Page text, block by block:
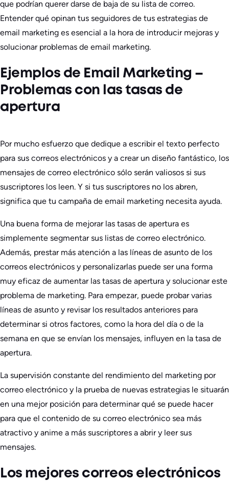
que podrían querer darse de baja de su lista de correo.
Entender qué opinan tus seguidores de tus estrategias de
email marketing es esencial a la hora de introducir mejoras y
solucionar problemas de email marketing.
Ejemplos de Email Marketing –
Problemas con las tasas de
apertura
Por mucho esfuerzo que dedique a escribir el texto perfecto
para sus correos electrónicos y a crear un diseño fantástico, los
mensajes de correo electrónico sólo serán valiosos si sus
suscriptores los leen. Y si tus suscriptores no los abren,
significa que tu campaña de email marketing necesita ayuda.
Una buena forma de mejorar las tasas de apertura es
simplemente segmentar sus listas de correo electrónico.
Además, prestar más atención a las líneas de asunto de los
correos electrónicos y personalizarlas puede ser una forma
muy eficaz de aumentar las tasas de apertura y solucionar este
problema de marketing. Para empezar, puede probar varias
líneas de asunto y revisar los resultados anteriores para
determinar si otros factores, como la hora del día o de la
semana en que se envían los mensajes, influyen en la tasa de
apertura.
La supervisión constante del rendimiento del marketing por
correo electrónico y la prueba de nuevas estrategias le situarán
en una mejor posición para determinar qué se puede hacer
para que el contenido de su correo electrónico sea más
atractivo y anime a más suscriptores a abrir y leer sus
mensajes.
Los mejores correos electrónicos